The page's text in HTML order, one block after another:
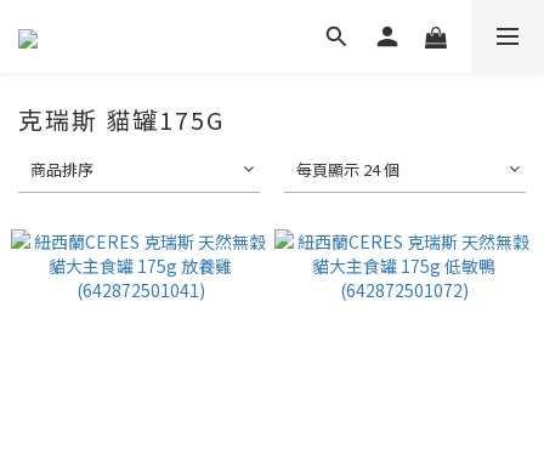
克瑞斯 貓罐175G
商品排序 每頁顯示 24 個